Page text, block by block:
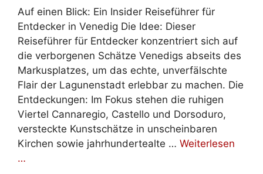
Auf einen Blick: Ein Insider Reiseführer für
Entdecker in Venedig Die Idee: Dieser
Reiseführer für Entdecker konzentriert sich auf
die verborgenen Schätze Venedigs abseits des
Markusplatzes, um das echte, unverfälschte
Flair der Lagunenstadt erlebbar zu machen. Die
Entdeckungen: Im Fokus stehen die ruhigen
Viertel Cannaregio, Castello und Dorsoduro,
versteckte Kunstschätze in unscheinbaren
Kirchen sowie jahrhundertealte … Weiterlesen
…